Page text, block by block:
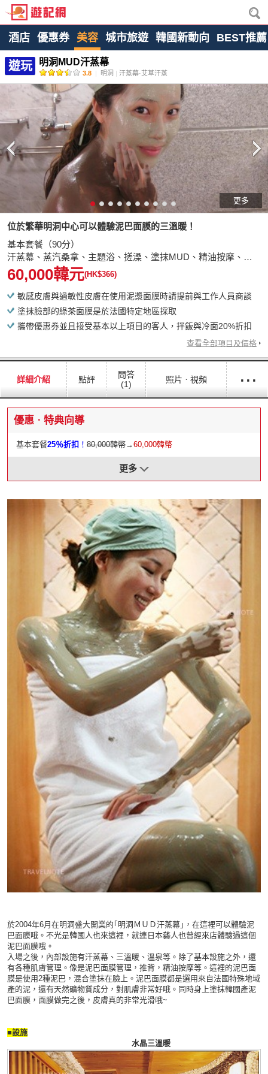
酒店 優惠券 美容 城市旅遊 韓國新動向 BEST推薦
遊玩 明洞MUD汗蒸幕
3.8 | 明洞 | 汗蒸幕·艾草汗蒸
更多
位於繁華明洞中心可以體驗泥巴面膜的三溫暖！
基本套餐（90分）
汗蒸幕、蒸汽桑拿、主題浴、搓澡、塗抹MUD、精油按摩、黃瓜面膜、洗發
60,000韓元(HK$366)
敏感皮膚與過敏性皮膚在使用泥漿面膜時請提前與工作人員商談
塗抹臉部的綠茶面膜是於法國特定地區採取
攜帶優惠券並且接受基本以上項目的客人，拌飯與冷面20%折扣
查看全部項目及價格
詳細介紹 點評
問答
(1)
照片ㆍ視頻 ···
優惠ㆍ特典向導
基本套餐25％折扣 ！ 80,000韓幣→60,000韓幣
80,000韓幣→60,000韓幣
更多
於2004年6月在明洞盛大開業的｢明洞ＭＵＤ汗蒸幕｣，在這裡可以體驗泥
巴面膜哦。不光是韓國人也來這裡，就連日本藝人也曾經來店體驗過這個
泥巴面膜哦。
入場之後，內部設施有汗蒸幕、三溫暖、溫泉等。除了基本設施之外，還
有各種肌膚管理。像是泥巴面膜管理，推背，精油按摩等。這裡的泥巴面
膜是使用2種泥巴，混合塗抹在臉上。泥巴面膜都是選用來自法國特殊地域
產的泥，還有天然礦物質成分，對肌膚非常好哦。同時身上塗抹韓國產泥
巴面膜，面膜做完之後，皮膚真的非常光滑哦~
■設施
水晶三溫暖